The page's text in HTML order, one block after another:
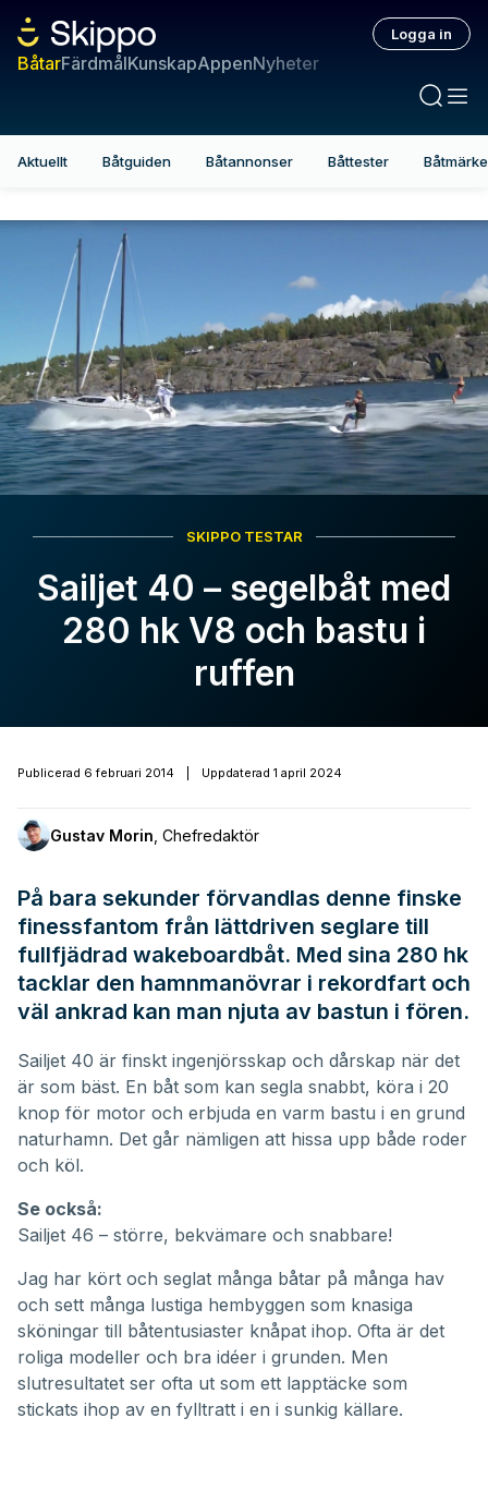
BåtarFärdmålKunskapAppenNyheter
Logga in
Aktuellt Båtguiden Båtannonser Båttester
SKIPPO TESTAR
Sailjet 40 – segelbåt med
280 hk V8 och bastu i
ruffen
Publicerad 6 februari 2014 Uppdaterad 1 april 2024
Gustav Morin Chefredaktör
På bara sekunder förvandlas denne finske
finessfantom från lättdriven seglare till
fullfjädrad wakeboardbåt. Med sina 280 hk
tacklar den hamnmanövrar i rekordfart och
väl ankrad kan man njuta av bastun i fören.
Sailjet 40 är finskt ingenjörsskap och dårskap när det
är som bäst. En båt som kan segla snabbt, köra i 20
knop för motor och erbjuda en varm bastu i en grund
naturhamn. Det går nämligen att hissa upp både roder
och köl.
Se också:
Sailjet 46 – större, bekvämare och snabbare!
Jag har kört och seglat många båtar på många hav
och sett många lustiga hembyggen som knasiga
sköningar till båtentusiaster knåpat ihop. Ofta är det
roliga modeller och bra idéer i grunden. Men
slutresultatet ser ofta ut som ett lapptäcke som
stickats ihop av en fylltratt i en i sunkig källare.